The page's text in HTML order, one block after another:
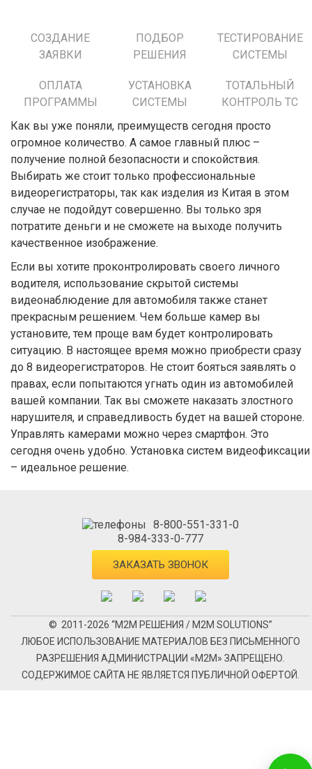
СОЗДАНИЕ
ЗАЯВКИ
ПОДБОР
РЕШЕНИЯ
ТЕСТИРОВАНИЕ
СИСТЕМЫ
ОПЛАТА
ПРОГРАММЫ
УСТАНОВКА
СИСТЕМЫ
ТОТАЛЬНЫЙ
КОНТРОЛЬ ТС
Как вы уже поняли, преимуществ сегодня просто
огромное количество. А самое главный плюс –
получение полной безопасности и спокойствия.
Выбирать же стоит только профессиональные
видеорегистраторы, так как изделия из Китая в этом
случае не подойдут совершенно. Вы только зря
потратите деньги и не сможете на выходе получить
качественное изображение.
Если вы хотите проконтролировать своего личного
водителя, использование скрытой системы
видеонаблюдение для автомобиля также станет
прекрасным решением. Чем больше камер вы
установите, тем проще вам будет контролировать
ситуацию. В настоящее время можно приобрести сразу
до 8 видеорегистраторов. Не стоит бояться заявлять о
правах, если попытаются угнать один из автомобилей
вашей компании. Так вы сможете наказать злостного
нарушителя, и справедливость будет на вашей стороне.
Управлять камерами можно через смартфон. Это
сегодня очень удобно. Установка систем видеофиксации
– идеальное решение.
8-800-551-331-0
8-984-333-0-777
ЗАКАЗАТЬ ЗВОНОК
© 2011-2026 “М2М РЕШЕНИЯ / M2M SOLUTIONS”
ЛЮБОЕ ИСПОЛЬЗОВАНИЕ МАТЕРИАЛОВ БЕЗ ПИСЬМЕННОГО
РАЗРЕШЕНИЯ АДМИНИСТРАЦИИ «М2М» ЗАПРЕЩЕНО.
СОДЕРЖИМОЕ САЙТА НЕ ЯВЛЯЕТСЯ ПУБЛИЧНОЙ ОФЕРТОЙ.